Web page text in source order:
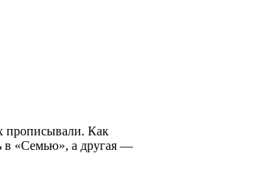
прописывали. Как
в «Семью», а другая —